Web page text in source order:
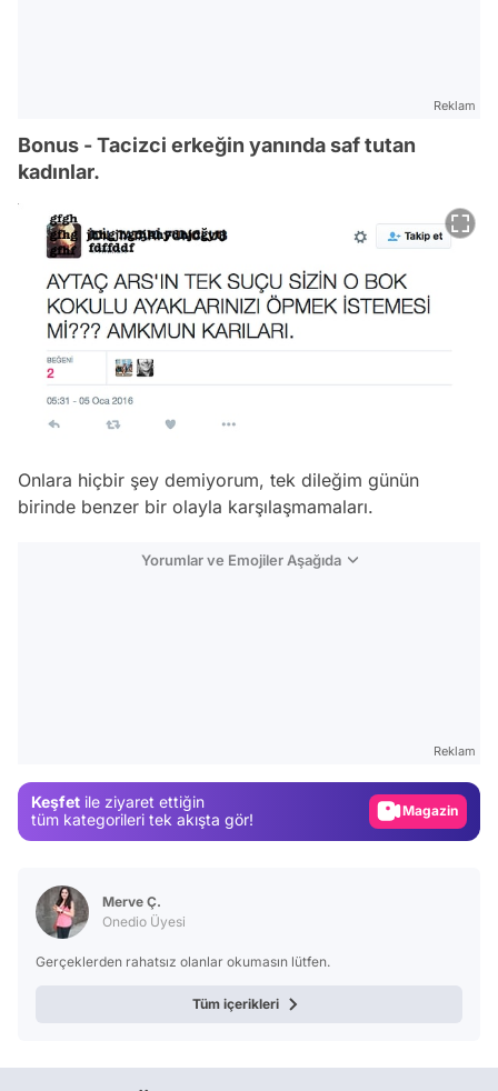
Reklam
Bonus - Tacizci erkeğin yanında saf tutan
kadınlar.
Onlara hiçbir şey demiyorum, tek dileğim günün
birinde benzer bir olayla karşılaşmamaları.
Yorumlar ve Emojiler Aşağıda
Reklam
Keşfet ile ziyaret ettiğin
tüm kategorileri tek akışta gör!
Video
Merve Ç.
Onedio Üyesi
Gerçeklerden rahatsız olanlar okumasın lütfen.
Tüm içerikleri